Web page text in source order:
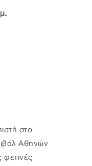
στο
Αθηνών
φετινές